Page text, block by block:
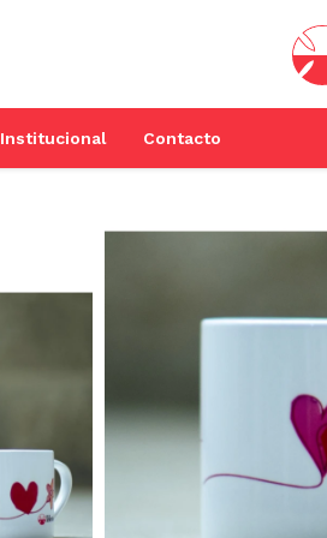
Institucional Contacto